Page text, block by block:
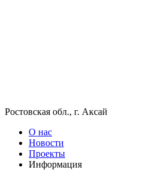
Ростовская обл., г. Аксай
О нас
Новости
Проекты
Информация